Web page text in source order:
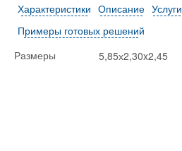
Характеристики Описание Услуги
Примеры готовых решений
Размеры 5,85х2,30x2,45